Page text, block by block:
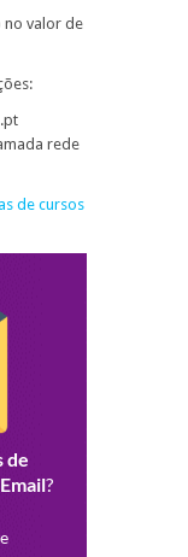
no valor de
rede
de cursos